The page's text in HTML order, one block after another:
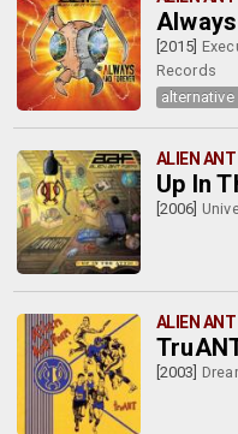
[2015]
Records
ALIEN ANT
Up In
[2006]
ALIEN ANT
[2003]